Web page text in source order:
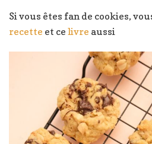
Si vous êtes fan de cookies,
recette et ce livre aussi